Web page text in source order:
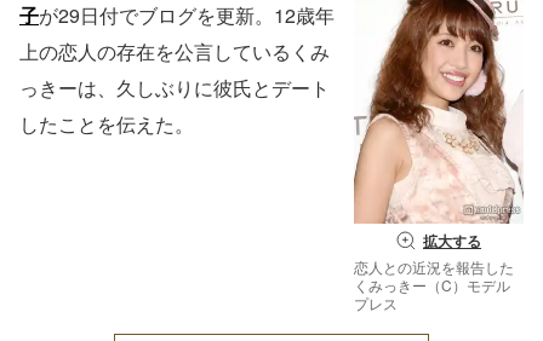
拡大する
恋人との近況を報告した
くみっきー（C）モデル
プレス
子が29日付でブログを更新。12歳年
上の恋人の存在を公言しているくみ
っきーは、久しぶりに彼氏とデート
したことを伝えた。